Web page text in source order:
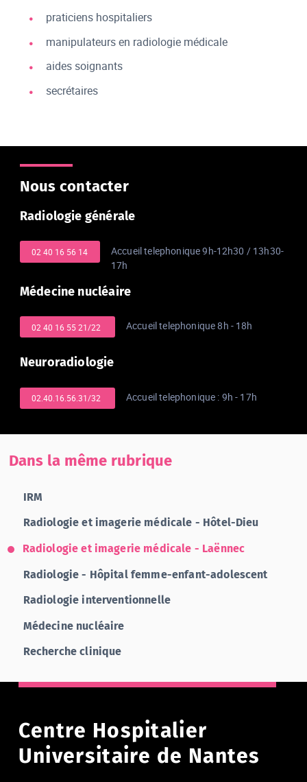
praticiens hospitaliers
manipulateurs en radiologie médicale
aides soignants
secrétaires
Nous contacter
Radiologie générale
Accueil telephonique 9h-12h30 / 13h30-
17h
02 40 16 56 14
Médecine nucléaire
Accueil telephonique 8h - 18h
02 40 16 55 21/22
Neuroradiologie
Accueil telephonique : 9h - 17h
02.40.16.56.31/32
Dans la même rubrique
IRM
Radiologie et imagerie médicale - Hôtel-Dieu
Radiologie et imagerie médicale - Laënnec
Radiologie - Hôpital femme-enfant-adolescent
Radiologie interventionnelle
Médecine nucléaire
Recherche clinique
Centre Hospitalier
Universitaire de Nantes